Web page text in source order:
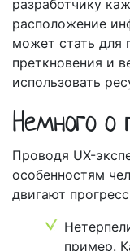
разработчику
расположение
может стать для
преткновения и
использовать
Немного о
Проводя UX-
особенностям
двигают
пример.